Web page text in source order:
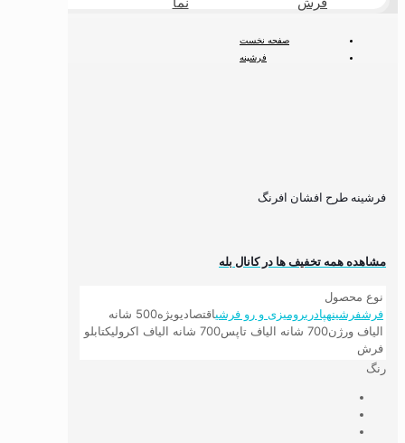
صفحه نخست
فرشینه
فرشینه طرح افشان افرنگ
مشاهده همه تخفیف ها در کانال بله
نوع محصول
فرشفرشینهپادریرومیزی و رو فرشیاقتصادیویژه
500 شانه
الیاف ورژن700 شانه الیاف تاپس 700 شانه الیاف اکرولیک
تابلو
فرش
رنگ